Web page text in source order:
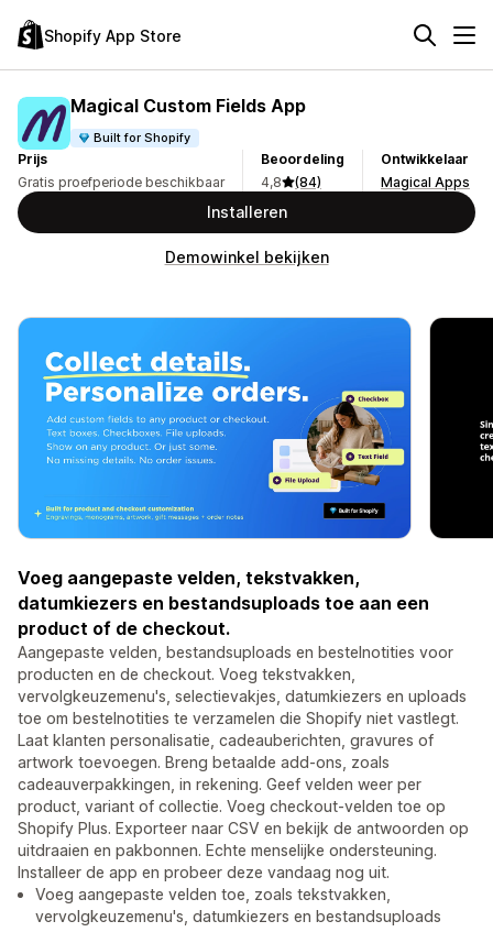
Shopify App Store
Magical Custom Fields App
Built for Shopify
Prijs
Gratis proefperiode beschikbaar
Beoordeling
4,8
(84)
Ontwikkelaar
Magical Apps
Installeren
Demowinkel bekijken
Voeg aangepaste velden, tekstvakken,
datumkiezers en bestandsuploads toe aan een
product of de checkout.
Aangepaste velden, bestandsuploads en bestelnotities voor
producten en de checkout. Voeg tekstvakken,
vervolgkeuzemenu's, selectievakjes, datumkiezers en uploads
toe om bestelnotities te verzamelen die Shopify niet vastlegt.
Laat klanten personalisatie, cadeauberichten, gravures of
artwork toevoegen. Breng betaalde add-ons, zoals
cadeauverpakkingen, in rekening. Geef velden weer per
product, variant of collectie. Voeg checkout-velden toe op
Shopify Plus. Exporteer naar CSV en bekijk de antwoorden op
uitdraaien en pakbonnen. Echte menselijke ondersteuning.
Installeer de app en probeer deze vandaag nog uit.
Voeg aangepaste velden toe, zoals tekstvakken,
vervolgkeuzemenu's, datumkiezers en bestandsuploads